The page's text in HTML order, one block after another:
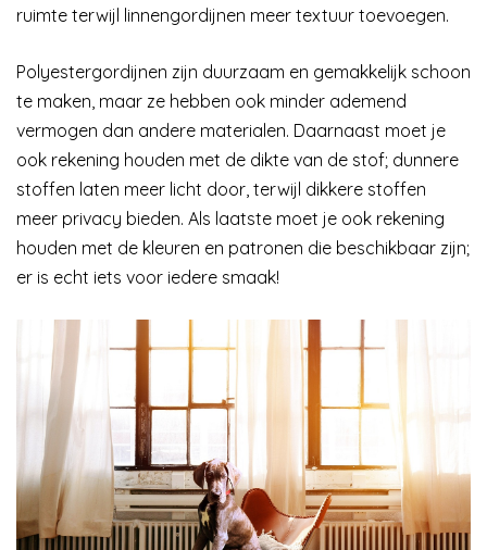
ruimte terwijl linnengordijnen meer textuur toevoegen.
Polyestergordijnen zijn duurzaam en gemakkelijk schoon
te maken, maar ze hebben ook minder ademend
vermogen dan andere materialen. Daarnaast moet je
ook rekening houden met de dikte van de stof; dunnere
stoffen laten meer licht door, terwijl dikkere stoffen
meer privacy bieden. Als laatste moet je ook rekening
houden met de kleuren en patronen die beschikbaar zijn;
er is echt iets voor iedere smaak!